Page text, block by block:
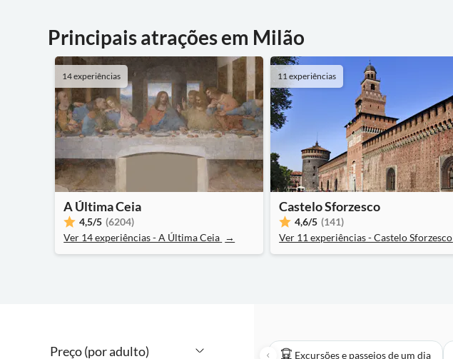
Principais atrações em Milão
14 experiências
A Última Ceia
4,5/5 (6204)
Ver 14 experiências - A Última Ceia →
11 experiências
Castelo Sforzesco
4,6/5 (141)
Ver 11 experiências - Castelo Sforzesco
Preço (por adulto) Excursões e passeios de um dia